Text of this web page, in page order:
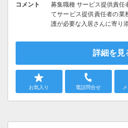
コメント
募集職種 サービス提供責任
てサービス提供責任者の業
護が必要な入居さんに寄り
詳細を見
お気入り 電話問合せ